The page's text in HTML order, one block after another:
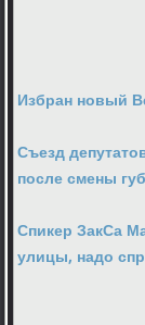
Избран новый
Съезд
после смены
Спикер ЗакСа
улицы, надо